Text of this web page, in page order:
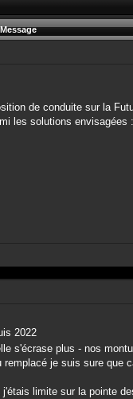
Message
de conduite sur la
les solutions envisagées :
2022
s'écrase plus - nos
je suis sure que
limite sur la pointe